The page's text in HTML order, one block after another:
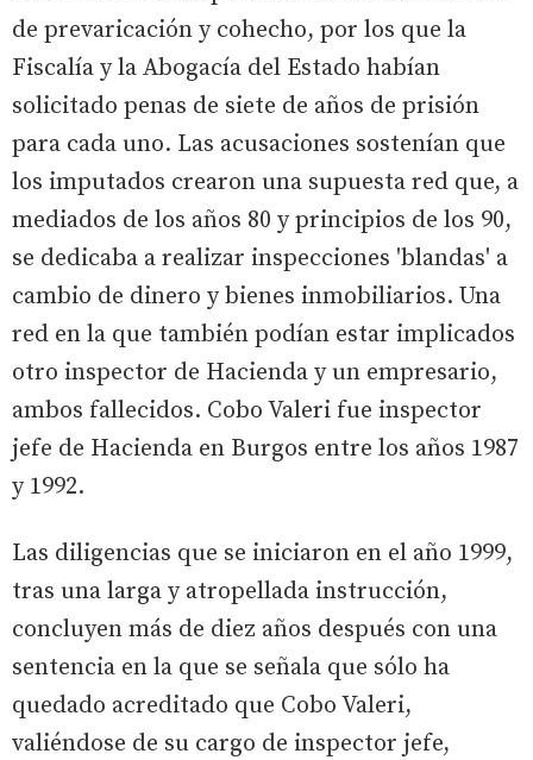
de prevaricación y cohecho, por los que la
Fiscalía y la Abogacía del Estado habían
solicitado penas de siete de años de prisión
para cada uno. Las acusaciones sostenían que
los imputados crearon una supuesta red que, a
mediados de los años 80 y principios de los 90,
se dedicaba a realizar inspecciones 'blandas' a
cambio de dinero y bienes inmobiliarios. Una
red en la que también podían estar implicados
otro inspector de Hacienda y un empresario,
ambos fallecidos. Cobo Valeri fue inspector
jefe de Hacienda en Burgos entre los años 1987
y 1992.
Las diligencias que se iniciaron en el año 1999,
tras una larga y atropellada instrucción,
concluyen más de diez años después con una
sentencia en la que se señala que sólo ha
quedado acreditado que Cobo Valeri,
valiéndose de su cargo de inspector jefe,